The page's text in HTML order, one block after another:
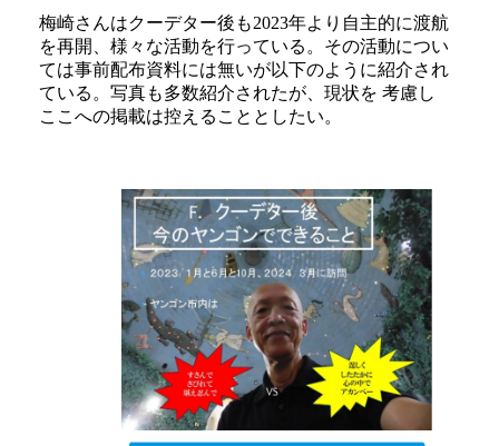
梅崎さんはクーデター後も2023年より自主的に渡航
を再開、様々な活動を行っている。その活動につい
ては事前配布資料には無いが以下のように紹介され
ている。写真も多数紹介されたが、現状を 考慮し
ここへの掲載は控えることとしたい。